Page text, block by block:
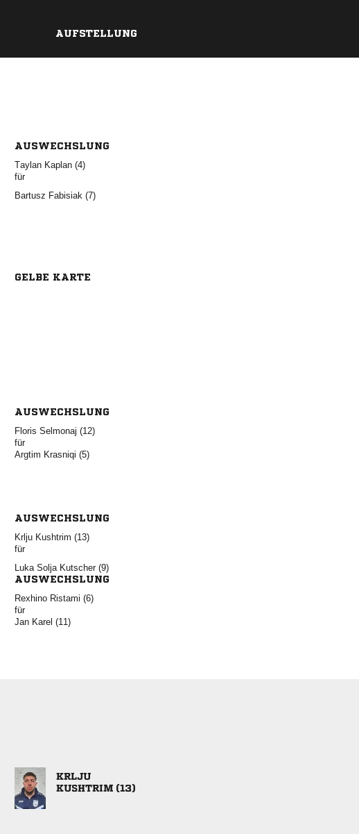
AUFSTELLUNG
AUSWECHSLUNG
  
für
  
GELBE KARTE
AUSWECHSLUNG
  
für
  
AUSWECHSLUNG
  
für
   
AUSWECHSLUNG
  
für
  

 